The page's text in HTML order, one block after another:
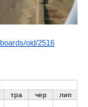
oid/2516
тра чер лип